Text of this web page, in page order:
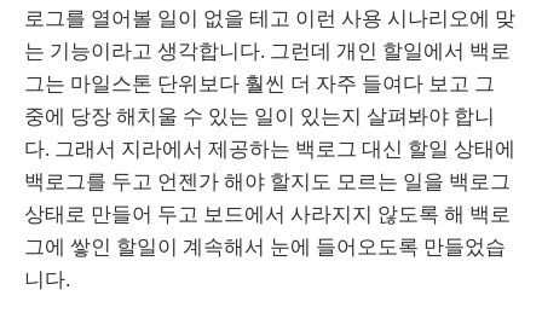
로그를 열어볼 일이 없을 테고 이런 사용 시나리오에 맞
는 기능이라고 생각합니다. 그런데 개인 할일에서 백로
그는 마일스톤 단위보다 훨씬 더 자주 들여다 보고 그
중에 당장 해치울 수 있는 일이 있는지 살펴봐야 합니
다. 그래서 지라에서 제공하는 백로그 대신 할일 상태에
백로그를 두고 언젠가 해야 할지도 모르는 일을 백로그
상태로 만들어 두고 보드에서 사라지지 않도록 해 백로
그에 쌓인 할일이 계속해서 눈에 들어오도록 만들었습
니다.